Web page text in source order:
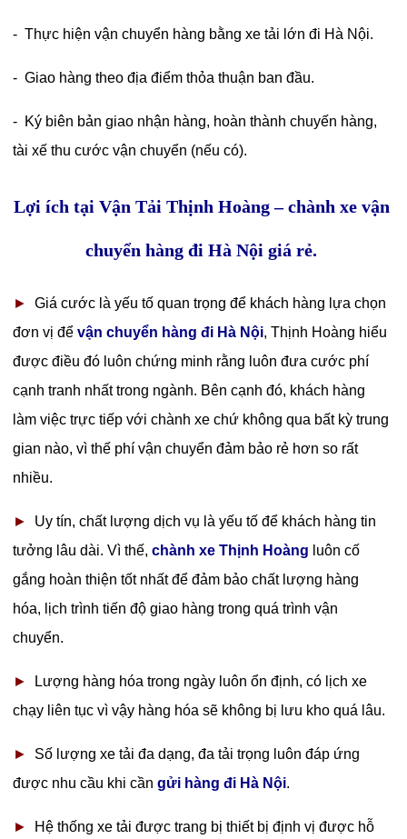
- Thực hiện vận chuyển hàng bằng xe tải lớn đi Hà Nội.
- Giao hàng theo địa điểm thỏa thuận ban đầu.
- Ký biên bản giao nhận hàng, hoàn thành chuyến hàng,
tài xế thu cước vận chuyển (nếu có).
Lợi ích tại Vận Tải Thịnh Hoàng – chành xe vận
chuyển hàng đi Hà Nội giá rẻ.
►
Giá cước là yếu tố quan trọng để khách hàng lựa chọn
đơn vị đểvận chuyển hàng đi Hà Nội, Thịnh Hoàng hiểu
được điều đó luôn chứng minh rằng luôn đưa cước phí
cạnh tranh nhất trong ngành. Bên cạnh đó, khách hàng
làm việc trực tiếp với chành xe chứ không qua bất kỳ trung
gian nào, vì thế phí vận chuyển đảm bảo rẻ hơn so rất
nhiều.
► Uy tín, chất lượng dịch vụ là yếu tố để khách hàng tin
tưởng lâu dài. Vì thế,chành xe Thịnh Hoàng luôn cố
gắng hoàn thiện tốt nhất để đảm bảo chất lượng hàng
hóa, lịch trình tiến độ giao hàng trong quá trình vận
chuyển.
►
Lượng hàng hóa trong ngày luôn ổn định, có lịch xe
chạy liên tục vì vậy hàng hóa sẽ không bị lưu kho quá lâu.
► Số lượng xe tải đa dạng, đa tải trọng luôn đáp ứng
được nhu cầu khi cầngửi hàng đi Hà Nội.
►
Hệ thống xe tải được trang bị thiết bị định vị được hỗ